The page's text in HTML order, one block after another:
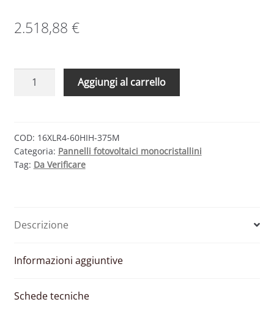
2.518,88 €
LONGI
SOLAR
LR4-
375
–
6
Aggiungi al carrello
COD: 16XLR4-60HIH-375M
Categoria: Pannelli fotovoltaici monocristallini
Tag: Da Verificare
Descrizione
Informazioni aggiuntive
Schede tecniche